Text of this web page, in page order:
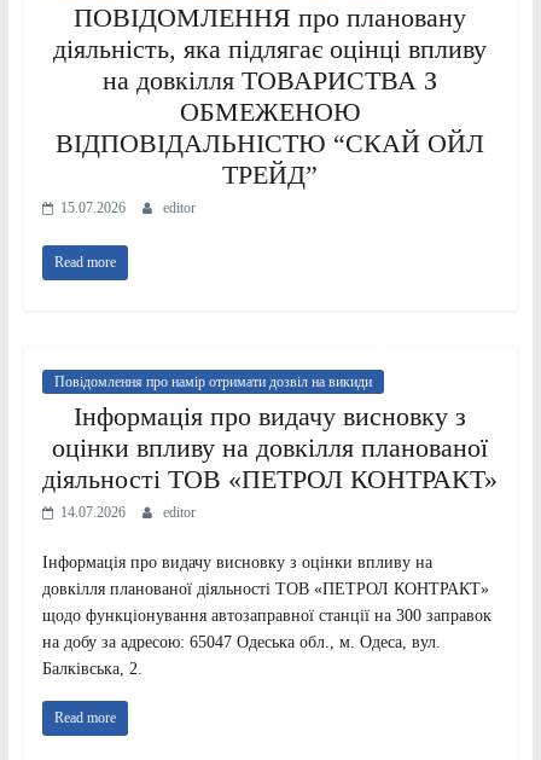
ПОВІДОМЛЕННЯ про плановану
діяльність, яка підлягає оцінці впливу
на довкілля ТОВАРИСТВА З
ОБМЕЖЕНОЮ
ВІДПОВІДАЛЬНІСТЮ “СКАЙ ОЙЛ
ТРЕЙД”
15.07.2026 editor
Read more
Повідомлення про намір отримати дозвіл на викиди
Інформація про видачу висновку з
оцінки впливу на довкілля планованої
діяльності ТОВ «ПЕТРОЛ КОНТРАКТ»
14.07.2026 editor
Інформація про видачу висновку з оцінки впливу на
довкілля планованої діяльності ТОВ «ПЕТРОЛ КОНТРАКТ»
щодо функціонування автозаправної станції на 300 заправок
на добу за адресою: 65047 Одеська обл., м. Одеса, вул.
Балківська, 2.
Read more